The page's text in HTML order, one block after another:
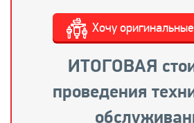
ИТОГОВАЯ
проведения